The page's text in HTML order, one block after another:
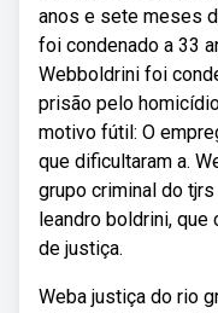
anos e sete meses
foi condenado a 33
Webboldrini foi
prisão pelo
motivo fútil: O
que dificultaram a.
grupo criminal do
leandro boldrini, que
de justiça.
Weba justiça do rio